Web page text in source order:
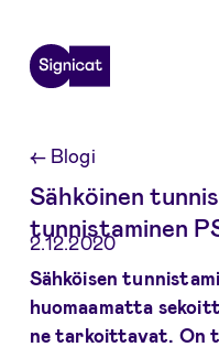
←Blogi
2.12.2020
Sähköinen
tunnistaminen
Sähköisen
huomaamatta
ne tarkoittavat. On